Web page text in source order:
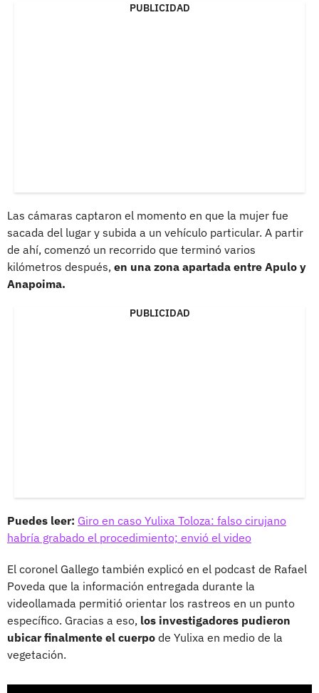
PUBLICIDAD
Las cámaras captaron el momento en que la mujer fue
sacada del lugar y subida a un vehículo particular. A partir
de ahí, comenzó un recorrido que terminó varios
kilómetros después, en una zona apartada entre Apulo y
Anapoima.
PUBLICIDAD
Puedes leer: Giro en caso Yulixa Toloza: falso cirujano
habría grabado el procedimiento; envió el video
El coronel Gallego también explicó en el podcast de Rafael
Poveda que la información entregada durante la
videollamada permitió orientar los rastreos en un punto
específico. Gracias a eso, los investigadores pudieron
ubicar finalmente el cuerpo de Yulixa en medio de la
vegetación.